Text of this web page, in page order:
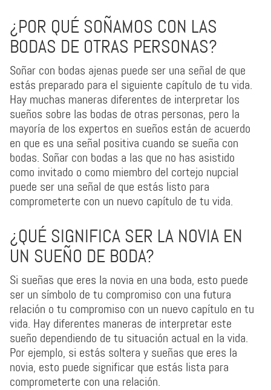
¿POR QUÉ SOÑAMOS CON LAS
BODAS DE OTRAS PERSONAS?
Soñar con bodas ajenas puede ser una señal de que
estás preparado para el siguiente capítulo de tu vida.
Hay muchas maneras diferentes de interpretar los
sueños sobre las bodas de otras personas, pero la
mayoría de los expertos en sueños están de acuerdo
en que es una señal positiva cuando se sueña con
bodas. Soñar con bodas a las que no has asistido
como invitado o como miembro del cortejo nupcial
puede ser una señal de que estás listo para
comprometerte con un nuevo capítulo de tu vida.
¿QUÉ SIGNIFICA SER LA NOVIA EN
UN SUEÑO DE BODA?
Si sueñas que eres la novia en una boda, esto puede
ser un símbolo de tu compromiso con una futura
relación o tu compromiso con un nuevo capítulo en tu
vida. Hay diferentes maneras de interpretar este
sueño dependiendo de tu situación actual en la vida.
Por ejemplo, si estás soltera y sueñas que eres la
novia, esto puede significar que estás lista para
comprometerte con una relación.